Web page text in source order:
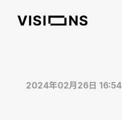
2024年02月26日 16:54